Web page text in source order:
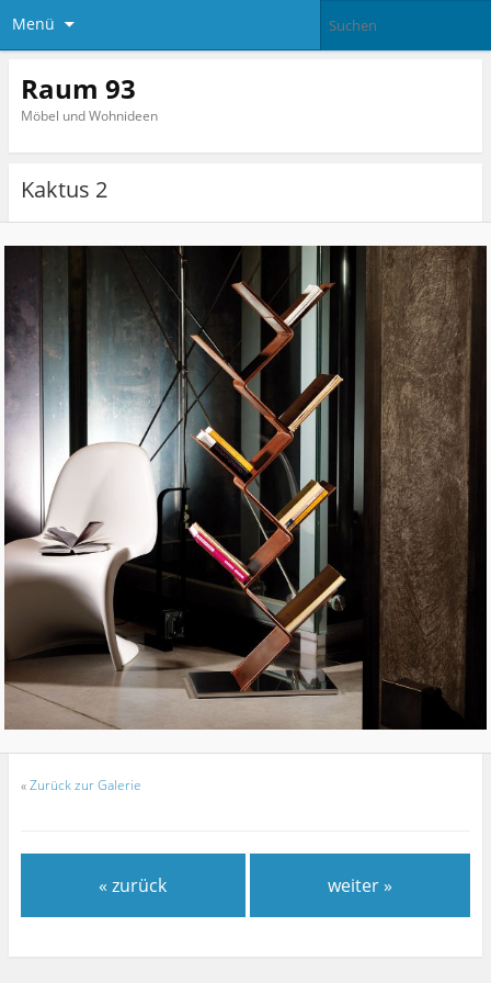
Menü
Raum 93
Möbel und Wohnideen
Kaktus 2
«Zurück zur Galerie
« zurück weiter »